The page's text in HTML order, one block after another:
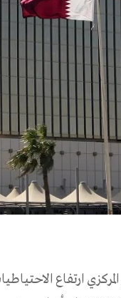
ارتفاع